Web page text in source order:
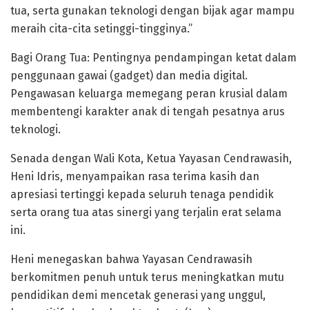
tua, serta gunakan teknologi dengan bijak agar mampu
meraih cita-cita setinggi-tingginya.”
Bagi Orang Tua: Pentingnya pendampingan ketat dalam
penggunaan gawai (gadget) dan media digital.
Pengawasan keluarga memegang peran krusial dalam
membentengi karakter anak di tengah pesatnya arus
teknologi.
Senada dengan Wali Kota, Ketua Yayasan Cendrawasih,
Heni Idris, menyampaikan rasa terima kasih dan
apresiasi tertinggi kepada seluruh tenaga pendidik
serta orang tua atas sinergi yang terjalin erat selama
ini.
Heni menegaskan bahwa Yayasan Cendrawasih
berkomitmen penuh untuk terus meningkatkan mutu
pendidikan demi mencetak generasi yang unggul,